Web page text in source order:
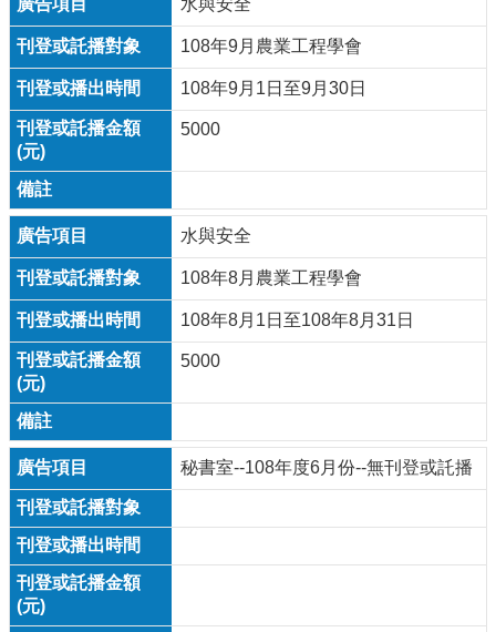
水與安全
108年9月農業工程學會
108年9月1日至9月30日
5000
水與安全
108年8月農業工程學會
108年8月1日至108年8月31日
5000
秘書室--108年度6月份--無刊登或託播